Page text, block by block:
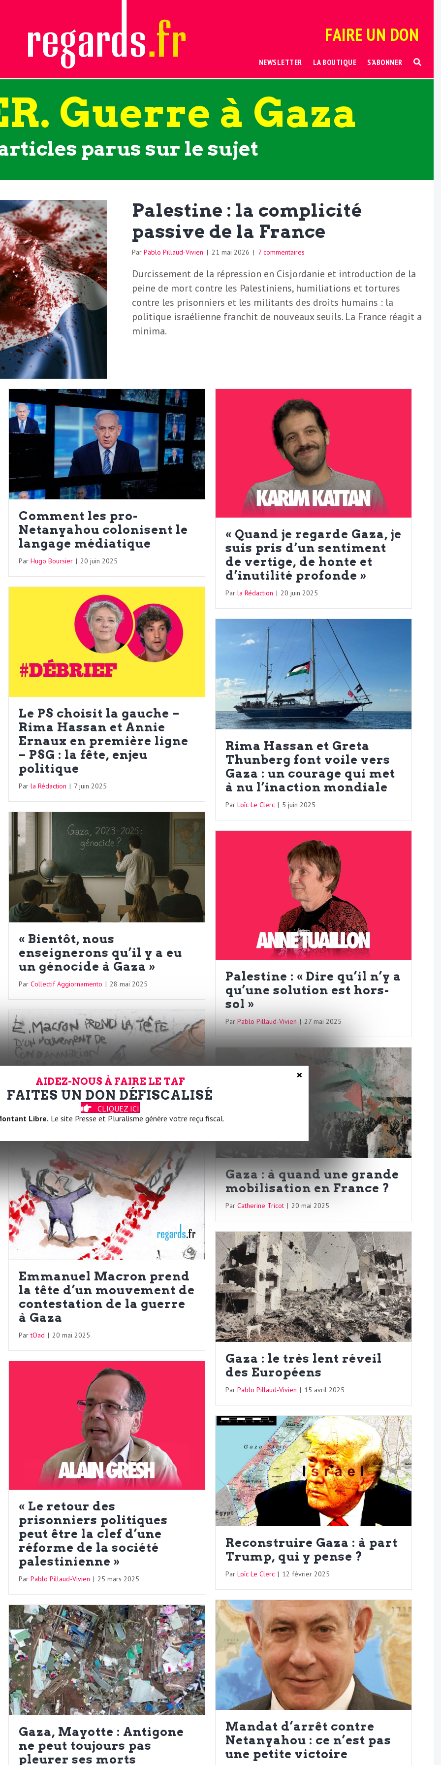
FAIRE UN DON
NEWSLETTER LA BOUTIQUE S’ABONNER
Guerre à Gaza
parus sur le sujet
Palestine : la complicité
passive de la France
ParPablo Pillaud-Vivien | 21 mai 2026 | 7 commentaires
Durcissement de la répression en Cisjordanie et introduction de la
peine de mort contre les Palestiniens, humiliations et tortures
contre les prisonniers et les militants des droits humains : la
politique israélienne franchit de nouveaux seuils. La France réagit a
minima.
Comment les pro-
Netanyahou colonisent le
langage médiatique
Par Hugo Boursier | 20 juin 2025
« Quand je regarde Gaza, je
suis pris d’un sentiment
de vertige, de honte et
d’inutilité profonde »
Par la Rédaction | 20 juin 2025
Le PS choisit la gauche –
Rima Hassan et Annie
Ernaux en première ligne
– PSG : la fête, enjeu
politique
Par la Rédaction | 7 juin 2025
Rima Hassan et Greta
Thunberg font voile vers
Gaza : un courage qui met
à nu l’inaction mondiale
Par Loïc Le Clerc | 5 juin 2025
« Bientôt, nous
enseignerons qu’il y a eu
un génocide à Gaza »
Par Collectif Aggiornamento | 28 mai 2025
Palestine : « Dire qu’il n’y a
qu’une solution est hors-
sol »
Par Pablo Pillaud-Vivien | 27 mai 2025
Emmanuel Macron prend
la tête d’un mouvement de
contestation de la guerre
à Gaza
PartOad | 20 mai 2025
Gaza : à quand une grande
mobilisation en France ?
Par Catherine Tricot | 20 mai 2025
Gaza : le très lent réveil
des Européens
Par Pablo Pillaud-Vivien | 15 avril 2025
« Le retour des
prisonniers politiques
peut être la clef d’une
réforme de la société
palestinienne »
Par Pablo Pillaud-Vivien | 25 mars 2025
Reconstruire Gaza : à part
Trump, qui y pense ?
Par Loïc Le Clerc | 12 février 2025
Mandat d’arrêt contre
Netanyahou : ce n’est pas
une petite victoire
Gaza, Mayotte : Antigone
ne peut toujours pas
pleurer ses morts
AIDEZ-NOUS À FAIRE LE TAF
FAITES UN DON DÉFISCALISÉ
CLIQUEZ ICI
Libre. Le site Presse et Pluralisme génère votre reçu fiscal.
×